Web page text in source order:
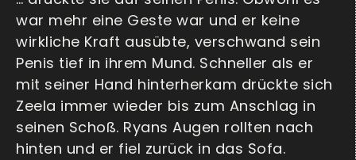
war mehr eine Geste war und er keine
wirkliche Kraft ausübte, verschwand sein
Penis tief in ihrem Mund. Schneller als er
mit seiner Hand hinterherkam drückte sich
Zeela immer wieder bis zum Anschlag in
seinen Schoß. Ryans Augen rollten nach
hinten und er fiel zurück in das Sofa.